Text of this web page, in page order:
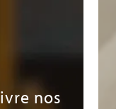
nos